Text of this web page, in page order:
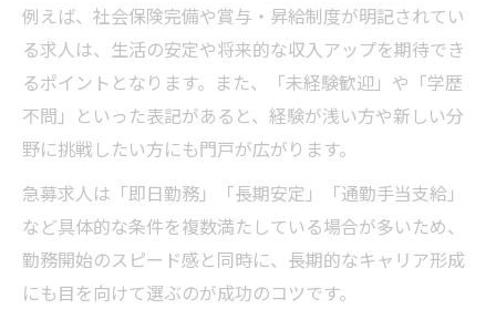
例えば、社会保険完備や賞与・昇給制度が明記されてい
る求人は、生活の安定や将来的な収入アップを期待でき
るポイントとなります。また、「未経験歓迎」や「学歴
不問」といった表記があると、経験が浅い方や新しい分
野に挑戦したい方にも門戸が広がります。
急募求人は「即日勤務」「長期安定」「通勤手当支給」
など具体的な条件を複数満たしている場合が多いため、
勤務開始のスピード感と同時に、長期的なキャリア形成
にも目を向けて選ぶのが成功のコツです。